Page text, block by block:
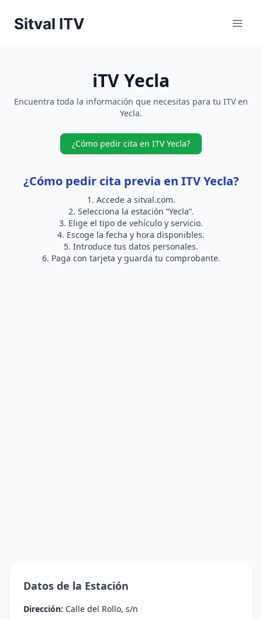
Sitval ITV
iTV Yecla
Encuentra toda la información que necesitas para tu ITV en
Yecla.
¿Cómo pedir cita en ITV Yecla?
¿Cómo pedir cita previa en ITV Yecla?
Accede a sitval.com.
Selecciona la estación “Yecla”.
Elige el tipo de vehículo y servicio.
Escoge la fecha y hora disponibles.
Introduce tus datos personales.
Paga con tarjeta y guarda tu comprobante.
Datos de la Estación
Dirección: Calle del Rollo, s/n